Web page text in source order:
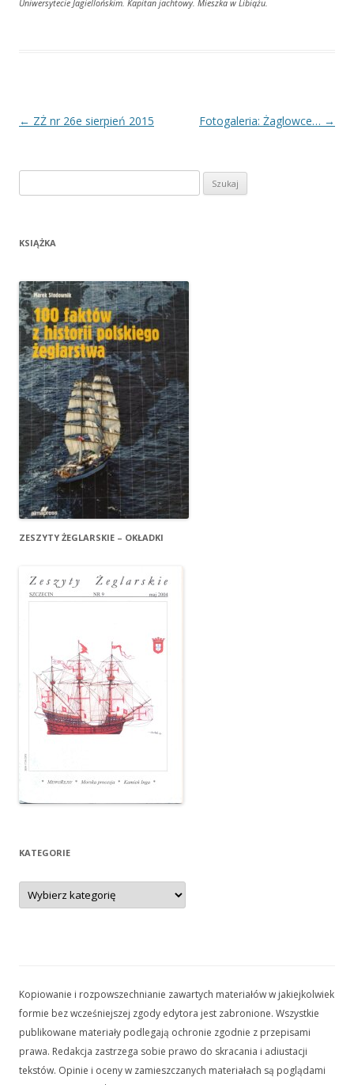
Uniwersytecie Jagiellońskim. Kapitan jachtowy. Mieszka w Libiążu.
Nawigacja
← ZŻ nr 26e sierpień 2015 Fotogaleria: Żaglowce… →
KSIĄŻKA
ZESZYTY ŻEGLARSKIE – OKŁADKI
KATEGORIE
Kategorie
Kopiowanie i rozpowszechnianie zawartych materiałów w jakiejkolwiek
formie bez wcześniejszej zgody edytora jest zabronione. Wszystkie
publikowane materiały podlegają ochronie zgodnie z przepisami
prawa. Redakcja zastrzega sobie prawo do skracania i adiustacji
tekstów. Opinie i oceny w zamieszczanych materiałach są poglądami